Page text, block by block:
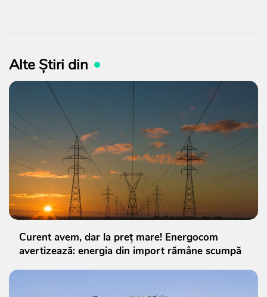
Alte Știri din
Curent avem, dar la preț mare! Energocom
avertizează: energia din import rămâne scumpă